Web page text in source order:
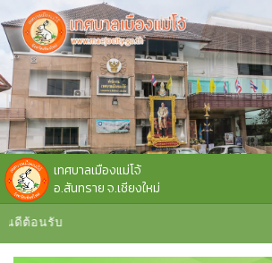
เทศบาลเมืองแม่โจ้
อ.สันทราย จ.เชียงใหม่
อนรับ